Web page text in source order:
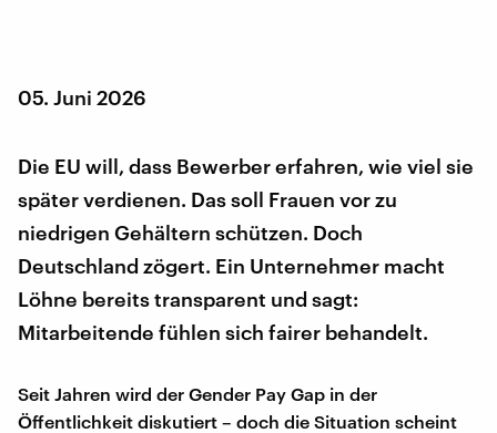
05. Juni 2026
Die EU will, dass Bewerber erfahren, wie viel sie
später verdienen. Das soll Frauen vor zu
niedrigen Gehältern schützen. Doch
Deutschland zögert. Ein Unternehmer macht
Löhne bereits transparent und sagt:
Mitarbeitende fühlen sich fairer behandelt.
Seit Jahren wird der Gender Pay Gap in der
Öffentlichkeit diskutiert – doch die Situation scheint